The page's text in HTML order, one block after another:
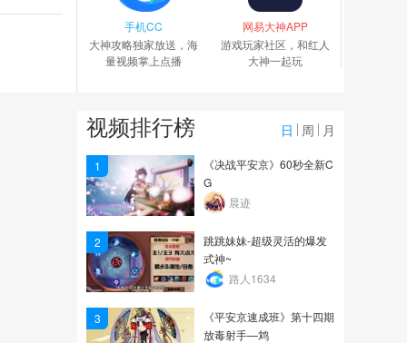
《决战平安京》中单孟
婆，不会翻车还老是撞...
阴阳师资质赛教学篇
1255
黑科技V21-版本上分利
器，射核体系
1.6万
手机CC
大神攻略独家放送，海
量视频掌上点播
网易大神APP
游戏玩家社区，和红人
大神一起玩
视频排行榜 日 周 月
1
《决战平安京》60秒全新C
G
晨迹
2
跳跳妹妹-超级灵活的爆发
式神~
路人1634
3
《平安京速成班》第十四期
放毒射手—鸩